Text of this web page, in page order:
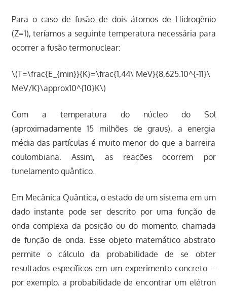
Para o caso de fusão de dois átomos de Hidrogênio
(Z=1), teríamos a seguinte temperatura necessária para
ocorrer a fusão termonuclear:
\(T=\frac{E_{min}}{K}=\frac{1,44\ MeV}{8,625.10^{-11}\
MeV/K}\approx10^{10}K\)
Com a temperatura do núcleo do Sol
(aproximadamente 15 milhões de graus), a energia
média das partículas é muito menor do que a barreira
coulombiana. Assim, as reações ocorrem por
tunelamento quântico.
Em Mecânica Quântica, o estado de um sistema em um
dado instante pode ser descrito por uma função de
onda complexa da posição ou do momento, chamada
de função de onda. Esse objeto matemático abstrato
permite o cálculo da probabilidade de se obter
resultados específicos em um experimento concreto –
por exemplo, a probabilidade de encontrar um elétron